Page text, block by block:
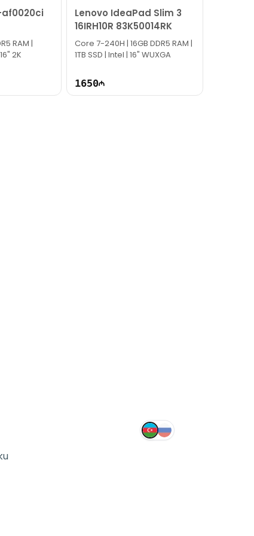
af0020ci
RAM |
2K
Lenovo IdeaPad Slim 3
16IRH10R 83K50014RK
Core 7-240H | 16GB DDR5 RAM |
1TB SSD | Intel | 16" WUXGA
1650